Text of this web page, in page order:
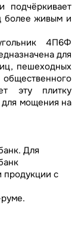
подчёркивает
более живым и
4П6Ф
для
пешеходных
эту плитку
мощения на
Для
продукции с